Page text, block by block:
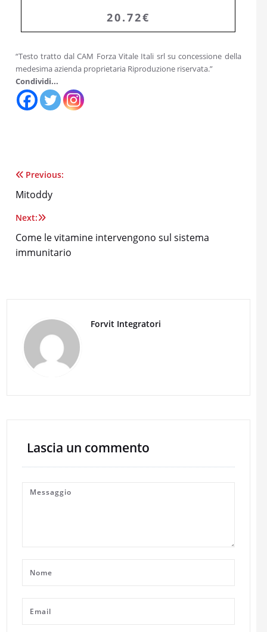
20.72€
“Testo tratto dal CAM Forza Vitale Itali srl su concessione della
medesima azienda proprietaria Riproduzione riservata.”
Condividi...
Navigazione
articoli
Previous:
Mitoddy
Next:
Come le vitamine intervengono sul sistema
immunitario
Forvit Integratori
Lascia un commento